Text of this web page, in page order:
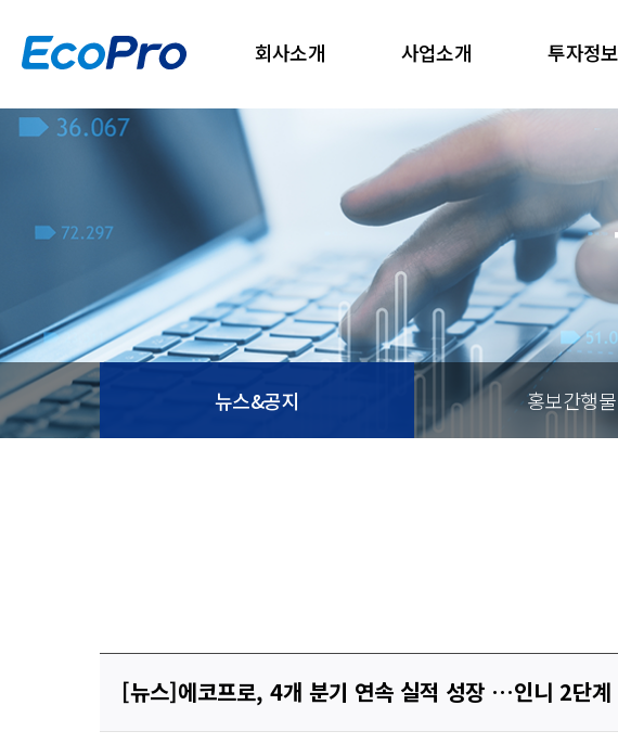
회사소개 사업소개 투자정보
뉴스&공지 홍보간행물
[뉴스]에코프로, 4개 분기 연속 실적 성장 …인니 2단계